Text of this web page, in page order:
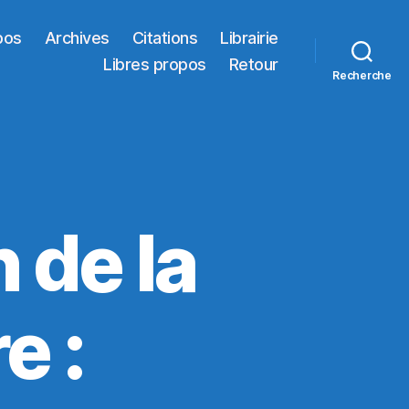
Archives Citations
Librairie
Libres propos
Retour
Recherche
de la
: